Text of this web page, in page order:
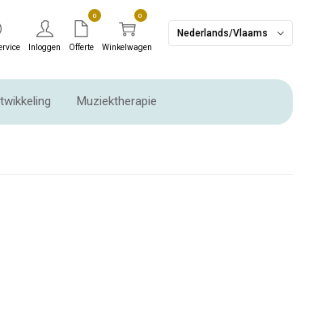
Inloggen
0
Offerte
0
Winkelwagen
Nederlands/Vlaams
Muziektherapie